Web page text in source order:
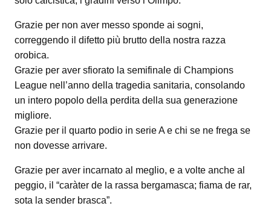
Grazie per non aver messo sponde ai sogni,
correggendo il difetto più brutto della nostra razza
orobica.
Grazie per aver sfiorato la semifinale di Champions
League nell’anno della tragedia sanitaria, consolando
un intero popolo della perdita della sua generazione
migliore.
Grazie per il quarto podio in serie A e chi se ne frega se
non dovesse arrivare.
Grazie per aver incarnato al meglio, e a volte anche al
peggio, il “caràter de la rassa bergamasca; fiama de rar,
sota la sender brasca”.